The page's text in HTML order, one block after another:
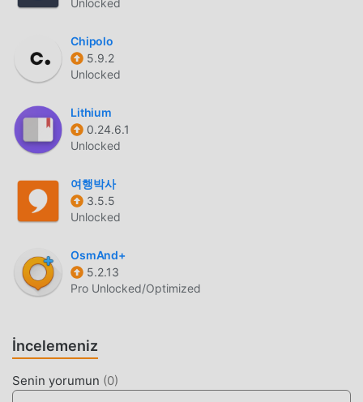
işlevleri çok sayıda kullanıcıyı kendine çekmiştir.
aCurrency daha zengin bir deneyim ve daha güçlü işlevler
sağlar. Sadece aCurrency 5.61 indirip kurmanız yeterlidir,
tüm fonksiyonları kolayca deneyimleyebilirsiniz ve
tamamen ücretsizdir! Ayrıca moddroid, hayranların
birbirleriyle deneyim alışverişinde bulunmaları,
uygulamada karşılaştıkları mutlulukları paylaşmaları için life
ve indirin
EŞSIZ MOD
moddroid sadece orijinal aCurrency 5.61 tamamen ücretsiz
sağlamakla kalmaz, aynı zamanda mod sürümünü de
ekleyerek size Free ücretsiz fonksiyonlarını sunar, en
Ayrıca, tüm modlar moddroid tarafından manuel olarak
istemciye sadece moddroid'i indirmeniz gerekiyor, Free
Unlocked
Chipolo
5.9.2
Unlocked
Lithium
0.24.6.1
Unlocked
여행박사
3.5.5
Unlocked
OsmAnd+
5.2.13
Pro Unlocked/Optimized
İncelemeniz
Senin yorumun (0)